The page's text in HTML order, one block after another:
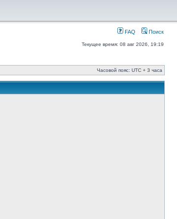
FAQ Поиск
Текущее время: 08 авг 2026, 19:19
Часовой пояс: UTC + 3 часа